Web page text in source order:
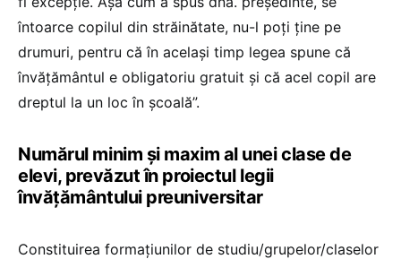
întoarce copilul din străinătate, nu-l poți ține pe
drumuri, pentru că în același timp legea spune că
învățământul e obligatoriu gratuit și că acel copil are
dreptul la un loc în școală”.
Numărul minim și maxim al unei clase de
elevi, prevăzut în proiectul legii
învățământului preuniversitar
Constituirea formațiunilor de studiu/grupelor/claselor